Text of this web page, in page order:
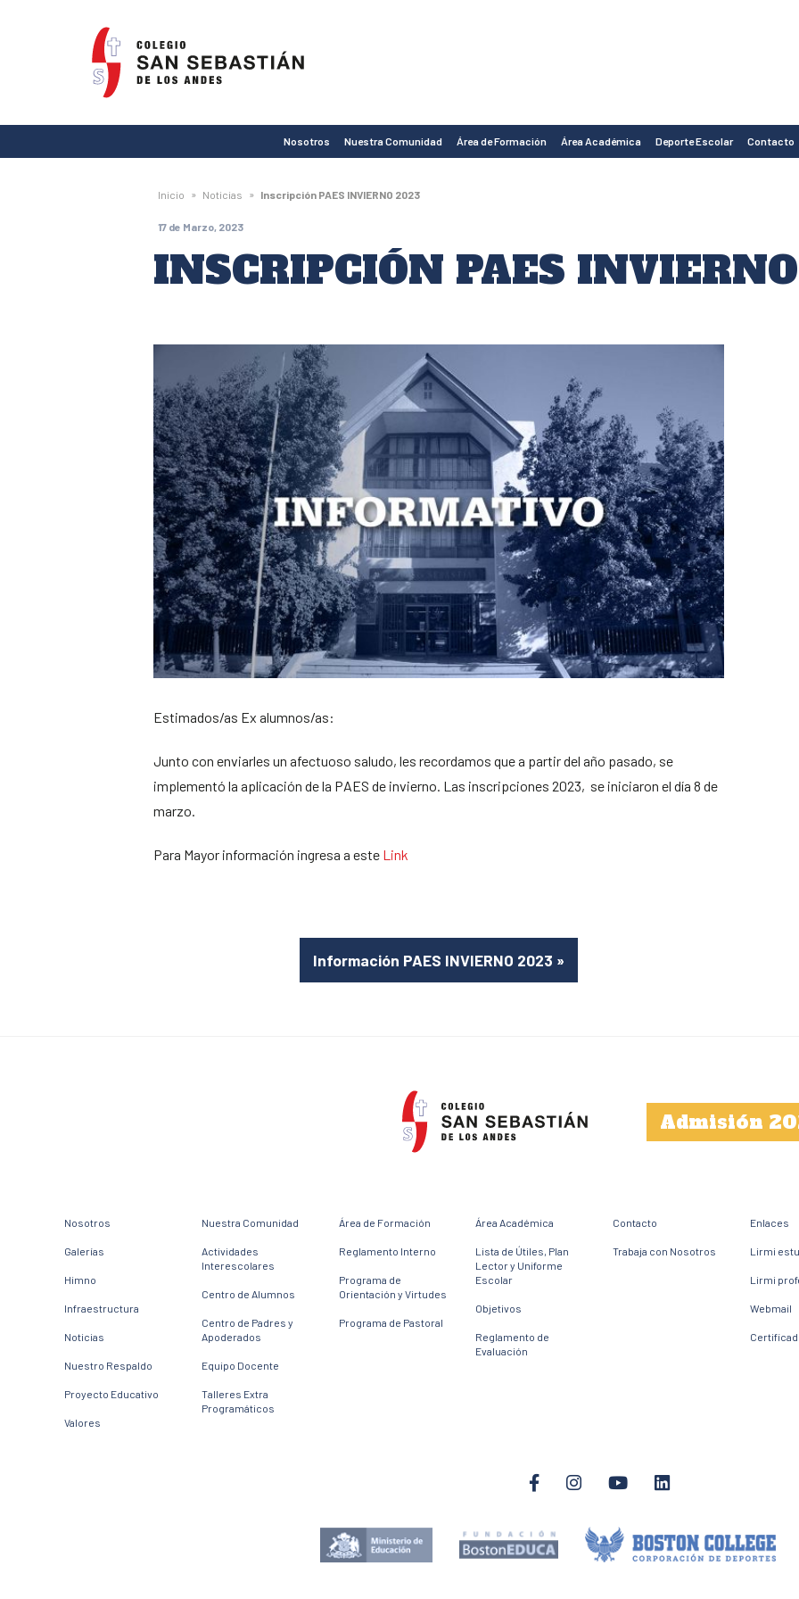
Colegio
San
Sebastián
de
Los
Andes
Nosotros Nuestra Comunidad Área de Formación Área Académica Deporte Escolar Contacto
Inicio » Noticias » Inscripción PAES INVIERNO 2023
17 de Marzo, 2023
INSCRIPCIÓN PAES
Estimados/as Ex alumnos/as:
Junto con enviarles un afectuoso saludo, les recordamos que a partir del año pasado, se
implementó la aplicación de la PAES de invierno. Las inscripciones 2023, se iniciaron el día 8 de
marzo.
Para Mayor información ingresa a este Link
Información PAES INVIERNO 2023 »
Admisión
Nosotros
Galerías
Himno
Infraestructura
Noticias
Nuestro Respaldo
Proyecto Educativo
Valores
Nuestra Comunidad
Actividades
Interescolares
Centro de Alumnos
Centro de Padres y
Apoderados
Equipo Docente
Talleres Extra
Programáticos
Área de Formación
Reglamento Interno
Programa de
Orientación y Virtudes
Programa de Pastoral
Área Académica
Lista de Útiles, Plan
Lector y Uniforme
Escolar
Objetivos
Reglamento de
Evaluación
Contacto
Trabaja con Nosotros
Enlaces
Lirmi
Lirmi
Webmail